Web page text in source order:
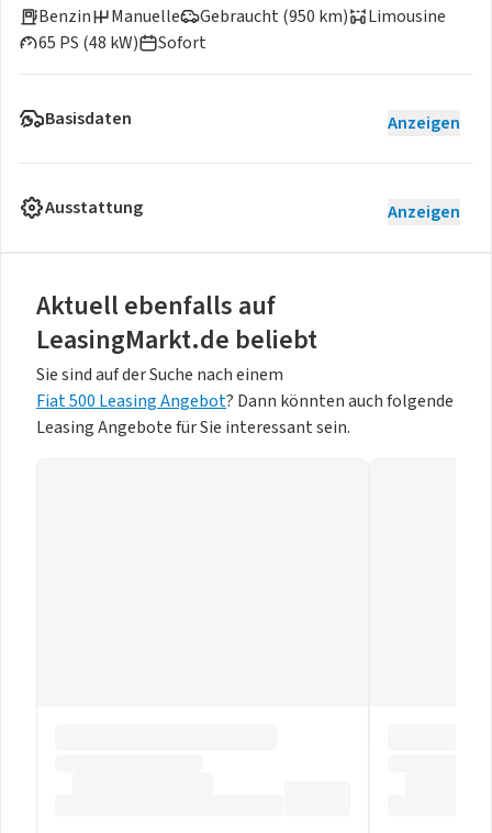
Benzin
Gebraucht (950 km)
65 PS (48 kW)
Manuelle
Limousine
Sofort
Basisdaten Anzeigen
Ausstattung Anzeigen
Aktuell ebenfalls auf
LeasingMarkt.de beliebt
Sie sind auf der Suche nach einem
Fiat 500 Leasing Angebot? Dann könnten auch folgende
Leasing Angebote für Sie interessant sein.